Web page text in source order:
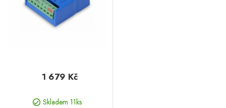
1 679 Kč
Skladem 11ks